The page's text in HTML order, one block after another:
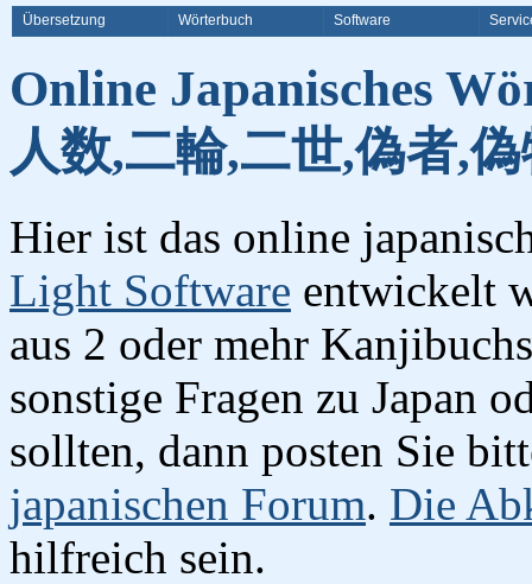
Übersetzung Wörterbuch Software
Online Japanisches
人数,二輪,二世,偽者,
Hier ist das online
Light Software entwickelt
aus 2 oder mehr
sonstige Fragen zu Japan
sollten, dann posten Sie
japanischen Forum. Die
hilfreich sein.